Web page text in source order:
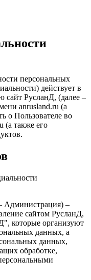
персональных
действует в
РусланД, (далее –
anrusland.ru (а
о Пользователе во
(а также его
Администрация) –
сайтом РусланД,
которые организуют
данных, а
данных,
обработке,